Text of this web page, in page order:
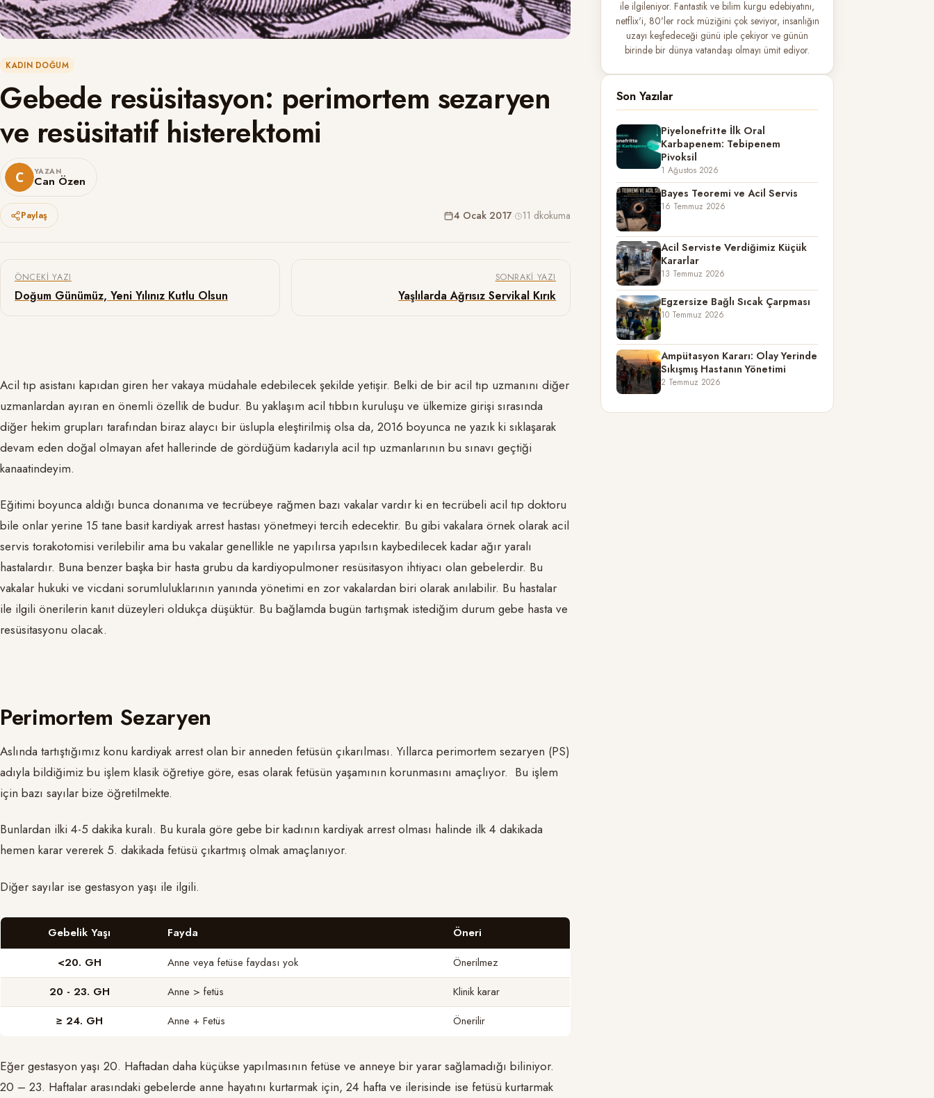
KADIN DOĞUM
Gebede resüsitasyon: perimortem sezaryen
ve resüsitatif histerektomi
YAZAN
Can Özen
4 Ocak 2017· 11 dkokuma
Paylaş
Yazı gezinmesi
ÖNCEKI YAZI
Doğum Günümüz, Yeni Yılınız Kutlu Olsun
SONRAKI YAZI
Yaşlılarda Ağrısız Servikal Kırık
Acil tıp asistanı kapıdan giren her vakaya müdahale edebilecek şekilde yetişir. Belki de bir acil tıp uzmanını diğer
uzmanlardan ayıran en önemli özellik de budur. Bu yaklaşım acil tıbbın kuruluşu ve ülkemize girişi sırasında
diğer hekim grupları tarafından biraz alaycı bir üslupla eleştirilmiş olsa da, 2016 boyunca ne yazık ki sıklaşarak
devam eden doğal olmayan afet hallerinde de gördüğüm kadarıyla acil tıp uzmanlarının bu sınavı geçtiği
kanaatindeyim.
Eğitimi boyunca aldığı bunca donanıma ve tecrübeye rağmen bazı vakalar vardır ki en tecrübeli acil tıp doktoru
bile onlar yerine 15 tane basit kardiyak arrest hastası yönetmeyi tercih edecektir. Bu gibi vakalara örnek olarak acil
servis torakotomisi verilebilir ama bu vakalar genellikle ne yapılırsa yapılsın kaybedilecek kadar ağır yaralı
hastalardır. Buna benzer başka bir hasta grubu da kardiyopulmoner resüsitasyon ihtiyacı olan gebelerdir. Bu
vakalar hukuki ve vicdani sorumluluklarının yanında yönetimi en zor vakalardan biri olarak anılabilir. Bu hastalar
ile ilgili önerilerin kanıt düzeyleri oldukça düşüktür. Bu bağlamda bugün tartışmak istediğim durum gebe hasta ve
resüsitasyonu olacak.
Perimortem Sezaryen
Aslında tartıştığımız konu kardiyak arrest olan bir anneden fetüsün çıkarılması. Yıllarca perimortem sezaryen (PS)
adıyla bildiğimiz bu işlem klasik öğretiye göre, esas olarak fetüsün yaşamının korunmasını amaçlıyor. Bu işlem
için bazı sayılar bize öğretilmekte.
Bunlardan ilki 4-5 dakika kuralı. Bu kurala göre gebe bir kadının kardiyak arrest olması halinde ilk 4 dakikada
hemen karar vererek 5. dakikada fetüsü çıkartmış olmak amaçlanıyor.
Diğer sayılar ise gestasyon yaşı ile ilgili.
Gebelik Yaşı Fayda
Öneri
<20. GH
Anne veya fetüse faydası yok
Önerilmez
20 - 23. GH
Anne > fetüs
Klinik karar
≥ 24. GH
Anne + Fetüs Önerilir
Eğer gestasyon yaşı 20. Haftadan daha küçükse yapılmasının fetüse ve anneye bir yarar sağlamadığı biliniyor.
20 – 23. Haftalar arasındaki gebelerde anne hayatını kurtarmak için, 24 hafta ve ilerisinde ise fetüsü kurtarmak
ile ilgileniyor. Fantastik ve bilim kurgu edebiyatını,
netflix'i, 80'ler rock müziğini çok seviyor, insanlığın
uzayı keşfedeceği günü iple çekiyor ve günün
birinde bir dünya vatandaşı olmayı ümit ediyor.
Son Yazılar
Piyelonefritte İlk Oral
Karbapenem: Tebipenem
Pivoksil
1 Ağustos 2026
Bayes Teoremi ve Acil Servis
16 Temmuz 2026
Acil Serviste Verdiğimiz Küçük
Kararlar
13 Temmuz 2026
Egzersize Bağlı Sıcak Çarpması
10 Temmuz 2026
Ampütasyon Kararı: Olay Yerinde
Sıkışmış Hastanın Yönetimi
2 Temmuz 2026